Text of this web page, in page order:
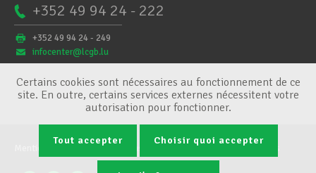
+352 49 94 24 - 222
+352 49 94 24 - 249
infocenter@lcgb.lu
Conditions générales Gestion des cookies
Certains cookies sont nécessaires au fonctionnement de ce
site. En outre, certains services externes nécessitent votre
autorisation pour fonctionner.
Tout accepter Choisir quoi accepter